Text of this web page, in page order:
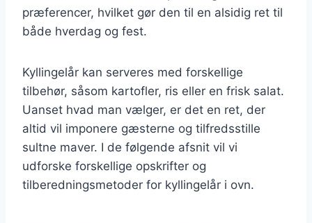
præferencer, hvilket gør den til en alsidig ret til
både hverdag og fest.
Kyllingelår kan serveres med forskellige
tilbehør, såsom kartofler, ris eller en frisk salat.
Uanset hvad man vælger, er det en ret, der
altid vil imponere gæsterne og tilfredsstille
sultne maver. I de følgende afsnit vil vi
udforske forskellige opskrifter og
tilberedningsmetoder for kyllingelår i ovn.